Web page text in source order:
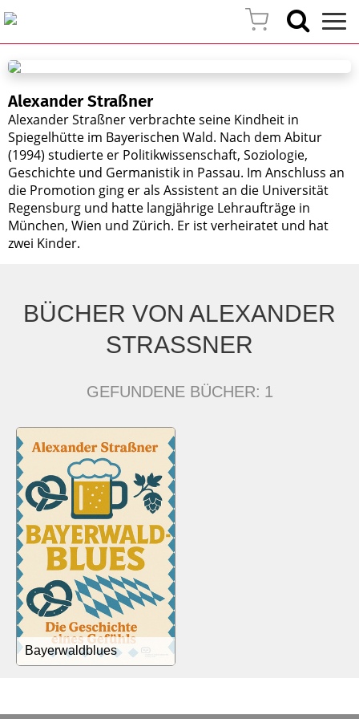
Alexander Straßner
Alexander Straßner verbrachte seine Kindheit in
Spiegelhütte im Bayerischen Wald. Nach dem Abitur
(1994) studierte er Politikwissenschaft, Soziologie,
Geschichte und Germanistik in Passau. Im Anschluss an
die Promotion ging er als Assistent an die Universität
Regensburg und hatte langjährige Lehraufträge in
München, Wien und Zürich. Er ist verheiratet und hat
zwei Kinder.
BÜCHER VON ALEXANDER
STRASSNER
GEFUNDENE BÜCHER: 1
Bayerwaldblues